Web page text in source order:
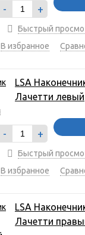
- +
Быстрый
В избранное
LSA
Лачетти левый
- +
Быстрый
В избранное
LSA
Лачетти